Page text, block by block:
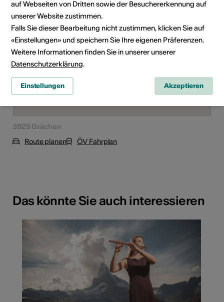
3925 Grächen
Route planen
ÖV Fahrplan
Das könnte Sie auch interessieren
auf Webseiten von Dritten sowie der Besuchererkennung auf
unserer Website zustimmen.
Falls Sie dieser Bearbeitung nicht zustimmen, klicken Sie auf
«Einstellungen» und speichern Sie Ihre eigenen Präferenzen.
Weitere Informationen finden Sie in unserer unserer
Datenschutzerklärung.
Einstellungen Akzeptieren